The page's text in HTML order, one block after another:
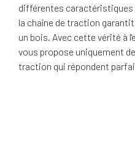
différentes caractéristiques
la chaîne de traction
un bois. Avec cette vérité à
vous propose uniquement
traction qui répondent